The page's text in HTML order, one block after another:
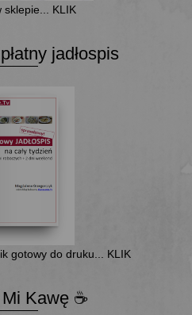
sklepie... KLIK
jadłospis
gotowy do druku... KLIK
Kawę ☕